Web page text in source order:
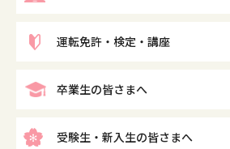
運転免許・検定・講座
卒業生の皆さまへ
受験生・新入生の皆さまへ